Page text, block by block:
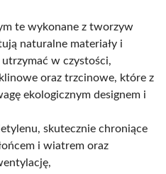
te wykonane z tworzyw
naturalne materiały i
utrzymać w czystości,
oraz trzcinowe, które z
ekologicznym designem i
skutecznie chroniące
i wiatrem oraz